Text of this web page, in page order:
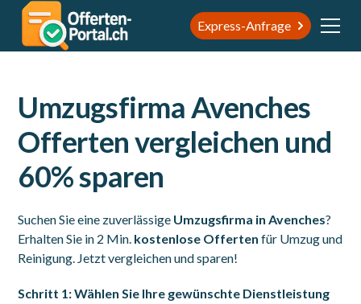
Express-Anfrage
Umzugsfirma Avenches
Offerten vergleichen und
60% sparen
Suchen Sie eine zuverlässige Umzugsfirma in Avenches?
Erhalten Sie in 2 Min. kostenlose Offerten für Umzug und
Reinigung. Jetzt vergleichen und sparen!
Schritt 1: Wählen Sie Ihre gewünschte Dienstleistung